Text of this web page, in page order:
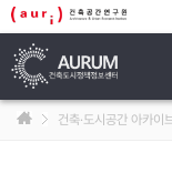
건축·도시공간 아카이